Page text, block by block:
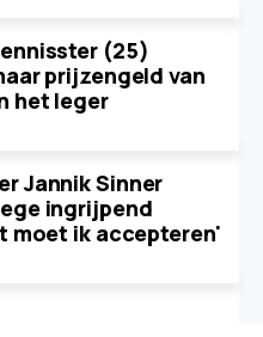
(25)
prijzengeld van
het leger
Jannik Sinner
ingrijpend
moet ik accepteren'